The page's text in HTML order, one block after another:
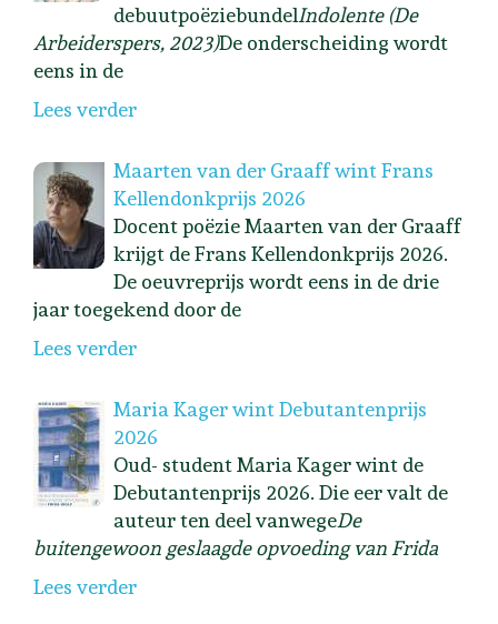
debuutpoëziebundelIndolente (De
Arbeiderspers, 2023)De onderscheiding wordt
eens in de
Lees verder
Maarten van der Graaff wint Frans
Kellendonkprijs 2026
Docent poëzie Maarten van der Graaff
krijgt de Frans Kellendonkprijs 2026.
De oeuvreprijs wordt eens in de drie
jaar toegekend door de
Lees verder
Maria Kager wint Debutantenprijs
2026
Oud- student Maria Kager wint de
Debutantenprijs 2026. Die eer valt de
auteur ten deel vanwegeDe
buitengewoon geslaagde opvoeding van Frida
Lees verder